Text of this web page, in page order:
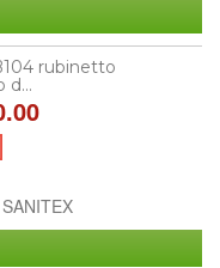
rubinetto
d...